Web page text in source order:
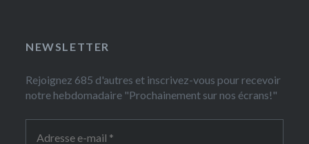
NEWSLETTER
Rejoignez 685 d'autres et inscrivez-vous pour recevoir
notre hebdomadaire "Prochainement sur nos écrans!"